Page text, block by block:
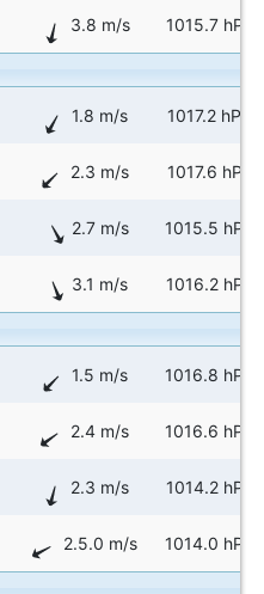
3.8 m/s 1015.7 hPa
1.8 m/s 1017.2 hPa
2.3 m/s 1017.6 hPa
2.7 m/s 1015.5 hPa
3.1 m/s 1016.2 hPa
1.5 m/s 1016.8 hPa
2.4 m/s 1016.6 hPa
2.3 m/s 1014.2 hPa
2.5.0 m/s 1014.0 hPa